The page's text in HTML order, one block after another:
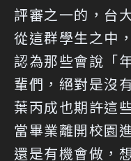
評審之一的，台
從這群學生之中
認為那些會說「
輩們，絕對是沒
葉丙成也期許這
當畢業離開校園
還是有機會做，